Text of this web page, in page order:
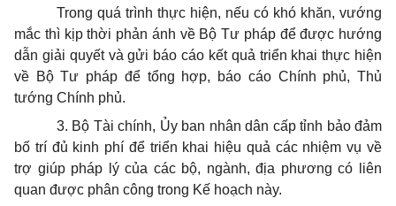
Trong quá trình thực hiện, nếu có khó khăn, vướng
mắc thì kịp thời phản ánh về Bộ Tư pháp để được hướng
dẫn giải quyết và gửi báo cáo kết quả triển khai thực hiện
về Bộ Tư pháp để tổng hợp, báo cáo Chính phủ, Thủ
tướng Chính phủ.
3. Bộ Tài chính, Ủy ban nhân dân cấp tỉnh bảo đảm
bố trí đủ kinh phí để triển khai hiệu quả các nhiệm vụ về
trợ giúp pháp lý của các bộ, ngành, địa phương có liên
quan được phân công trong Kế hoạch này.